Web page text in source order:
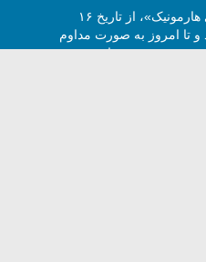
مجله آنلاین موسیقی «گفتگوی هارمونیک»، از تاریخ ۱۶
کار کرد و تا امروز به صورت مداوم
موسیقی می‌پردازد.